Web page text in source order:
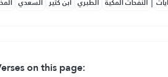
on this page: